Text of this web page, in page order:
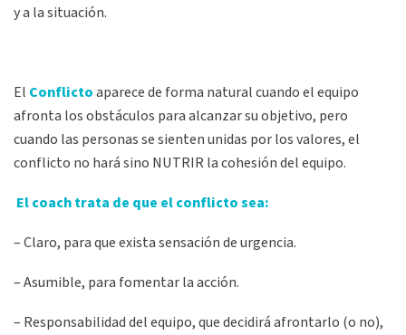
y a la situación.
El Conflictoaparece de forma natural cuando el equipo
afronta los obstáculos para alcanzar su objetivo, pero
cuando las personas se sienten unidas por los valores, el
conflicto no hará sino NUTRIR la cohesión del equipo.
El coach trata de que el conflicto sea:
– Claro, para que exista sensación de urgencia.
– Asumible, para fomentar la acción.
– Responsabilidad del equipo, que decidirá afrontarlo (o no),